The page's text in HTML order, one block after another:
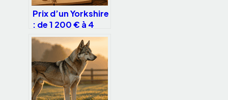
Prix d’un Yorkshire
: de 1 200 € à 4
500 €, les 4
facteurs qui
justifient cet
écart